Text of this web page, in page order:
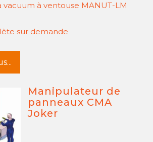
vacuum à ventouse MANUT-LM
sur demande
Manipulateur de
panneaux CMA
Joker